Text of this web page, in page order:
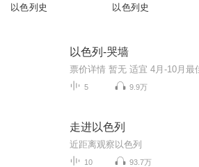
以色列史 以色列史
以色列-哭墙
5 9.9万
走进以色列
近距离观察以色列
10 93.7万